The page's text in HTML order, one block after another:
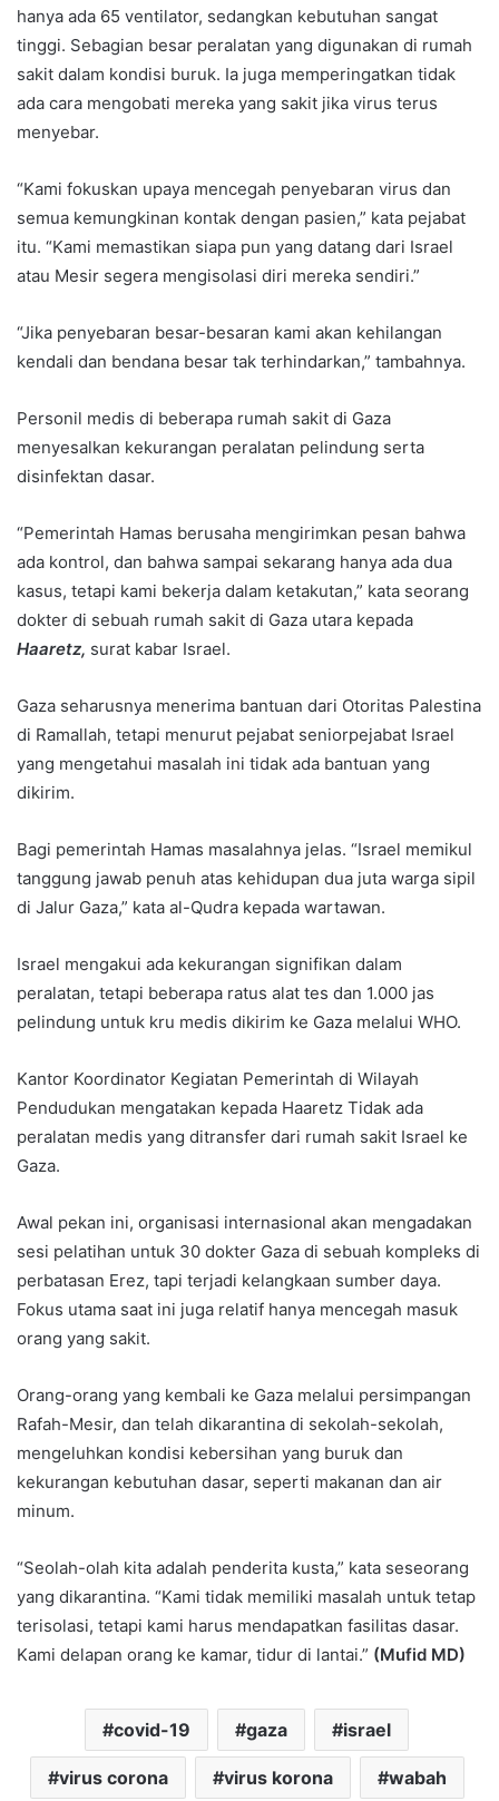
hanya ada 65 ventilator, sedangkan kebutuhan sangat
tinggi. Sebagian besar peralatan yang digunakan di rumah
sakit dalam kondisi buruk. Ia juga memperingatkan tidak
ada cara mengobati mereka yang sakit jika virus terus
menyebar.
“Kami fokuskan upaya mencegah penyebaran virus dan
semua kemungkinan kontak dengan pasien,” kata pejabat
itu. “Kami memastikan siapa pun yang datang dari Israel
atau Mesir segera mengisolasi diri mereka sendiri.”
“Jika penyebaran besar-besaran kami akan kehilangan
kendali dan bendana besar tak terhindarkan,” tambahnya.
Personil medis di beberapa rumah sakit di Gaza
menyesalkan kekurangan peralatan pelindung serta
disinfektan dasar.
“Pemerintah Hamas berusaha mengirimkan pesan bahwa
ada kontrol, dan bahwa sampai sekarang hanya ada dua
kasus, tetapi kami bekerja dalam ketakutan,” kata seorang
dokter di sebuah rumah sakit di Gaza utara kepada
Haaretz, surat kabar Israel.
Gaza seharusnya menerima bantuan dari Otoritas Palestina
di Ramallah, tetapi menurut pejabat seniorpejabat Israel
yang mengetahui masalah ini tidak ada bantuan yang
dikirim.
Bagi pemerintah Hamas masalahnya jelas. “Israel memikul
tanggung jawab penuh atas kehidupan dua juta warga sipil
di Jalur Gaza,” kata al-Qudra kepada wartawan.
Israel mengakui ada kekurangan signifikan dalam
peralatan, tetapi beberapa ratus alat tes dan 1.000 jas
pelindung untuk kru medis dikirim ke Gaza melalui WHO.
Kantor Koordinator Kegiatan Pemerintah di Wilayah
Pendudukan mengatakan kepada Haaretz Tidak ada
peralatan medis yang ditransfer dari rumah sakit Israel ke
Gaza.
Awal pekan ini, organisasi internasional akan mengadakan
sesi pelatihan untuk 30 dokter Gaza di sebuah kompleks di
perbatasan Erez, tapi terjadi kelangkaan sumber daya.
Fokus utama saat ini juga relatif hanya mencegah masuk
orang yang sakit.
Orang-orang yang kembali ke Gaza melalui persimpangan
Rafah-Mesir, dan telah dikarantina di sekolah-sekolah,
mengeluhkan kondisi kebersihan yang buruk dan
kekurangan kebutuhan dasar, seperti makanan dan air
minum.
“Seolah-olah kita adalah penderita kusta,” kata seseorang
yang dikarantina. “Kami tidak memiliki masalah untuk tetap
terisolasi, tetapi kami harus mendapatkan fasilitas dasar.
Kami delapan orang ke kamar, tidur di lantai.” (Mufid MD)
covid-19 gaza israel
virus corona virus korona wabah